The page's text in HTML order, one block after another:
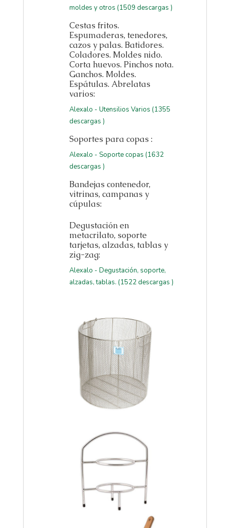
moldes y otros (1509 descargas )
Cestas fritos.
Espumaderas, tenedores,
cazos y palas. Batidores.
Coladores. Moldes nido.
Corta huevos. Pinchos nota.
Ganchos. Moldes.
Espátulas. Abrelatas
varios:
Alexalo - Utensilios Varios (1355
descargas )
Soportes para copas :
Alexalo - Soporte copas (1632
descargas )
Bandejas contenedor,
vitrinas, campanas y
cúpulas:
Degustación en
metacrilato, soporte
tarjetas, alzadas, tablas y
zig-zag:
Alexalo - Degustación, soporte,
alzadas, tablas. (1522 descargas )